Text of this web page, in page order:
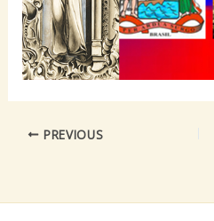
PREVIOUS